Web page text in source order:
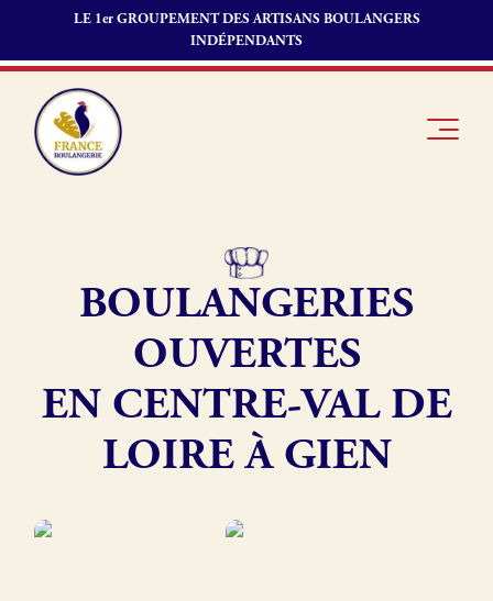
LE 1er GROUPEMENT DES ARTISANS BOULANGERS
INDÉPENDANTS
Je suis
Je découvre
Boulangerie
Pourquoi
adhérer à
Offres
Fonds de
Actualités
Je suis
BOULANGERIES
OUVERTES
EN CENTRE-VAL DE
LOIRE À GIEN